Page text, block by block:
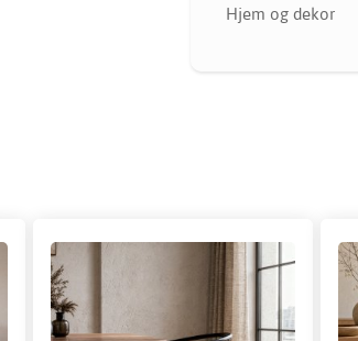
Hjem og dekor